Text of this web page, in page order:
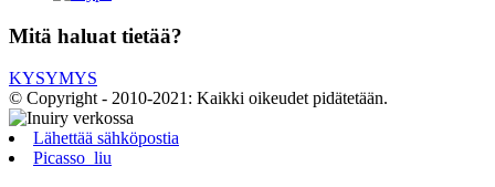
Mitä haluat tietää?
KYSYMYS
© Copyright - 2010-2021: Kaikki oikeudet pidätetään.
Lähettää sähköpostia
Picasso_liu